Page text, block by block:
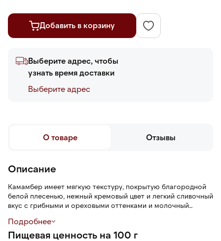
Добавить в корзину
Выберите адрес, чтобы
узнать время доставки
Выберите адреc
О товаре Отзывы
Описание
Камамбер имеет мягкую текстуру, покрытую благородной
белой плесенью, нежный кремовый цвет и легкий сливочный
вкус с грибными и ореховыми оттенками и молочный
Подробнее
Пищевая ценность на 100 г